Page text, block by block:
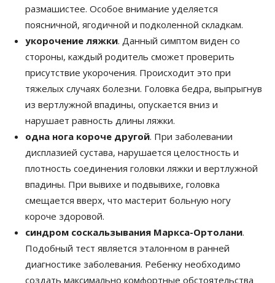
размашистее. Особое внимание уделяется
поясничной, ягодичной и подколенной складкам.
укорочение ляжки. Данный симптом виден со
стороны, каждый родитель сможет проверить
присутствие укорочения. Происходит это при
тяжелых случаях болезни. Головка бедра, выпрыгнув
из вертлужной впадины, опускается вниз и
нарушает равность длины ляжки.
одна нога короче другой. При заболевании
дисплазией сустава, нарушается целостность и
плотность соединения головки ляжки и вертлужной
впадины. При вывихе и подвывихе, головка
смещается вверх, что мастерит больную ногу
короче здоровой.
синдром соскальзывания Маркса-Ортолани.
Подобный тест является эталонном в ранней
диагностике заболевания. Ребенку необходимо
создать максимально комфортные обстоятельства